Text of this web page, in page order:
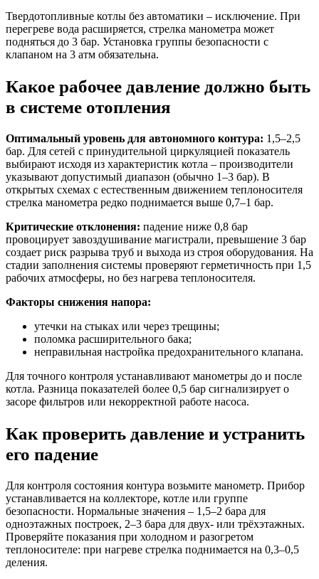
Твердотопливные котлы без автоматики – исключение. При
перегреве вода расширяется, стрелка манометра может
подняться до 3 бар. Установка группы безопасности с
клапаном на 3 атм обязательна.
Какое рабочее давление должно быть
в системе отопления
Оптимальный уровень для автономного контура: 1,5–2,5
бар. Для сетей с принудительной циркуляцией показатель
выбирают исходя из характеристик котла – производители
указывают допустимый диапазон (обычно 1–3 бар). В
открытых схемах с естественным движением теплоносителя
стрелка манометра редко поднимается выше 0,7–1 бар.
Критические отклонения: падение ниже 0,8 бар
провоцирует завоздушивание магистрали, превышение 3 бар
создает риск разрыва труб и выхода из строя оборудования. На
стадии заполнения системы проверяют герметичность при 1,5
рабочих атмосферы, но без нагрева теплоносителя.
Факторы снижения напора:
утечки на стыках или через трещины;
поломка расширительного бака;
неправильная настройка предохранительного клапана.
Для точного контроля устанавливают манометры до и после
котла. Разница показателей более 0,5 бар сигнализирует о
засоре фильтров или некорректной работе насоса.
Как проверить давление и устранить
его падение
Для контроля состояния контура возьмите манометр. Прибор
устанавливается на коллекторе, котле или группе
безопасности. Нормальные значения – 1,5–2 бара для
одноэтажных построек, 2–3 бара для двух- или трёхэтажных.
Проверяйте показания при холодном и разогретом
теплоносителе: при нагреве стрелка поднимается на 0,3–0,5
деления.